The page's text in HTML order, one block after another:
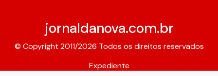
jornaldanova.com.br
© Copyright 2011/2026 Todos os direitos reservados
Expediente